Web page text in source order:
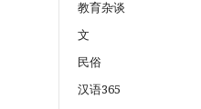
教育杂谈
文
民俗
汉语365